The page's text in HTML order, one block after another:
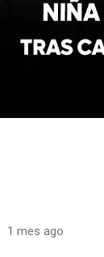
1 mes ago